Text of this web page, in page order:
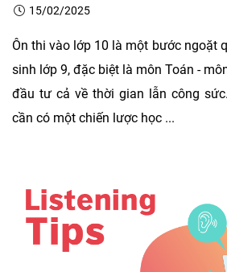
15/02/2025
Ôn thi vào lớp 10 là một bước ngoặt
sinh lớp 9, đặc biệt là môn Toán -
đầu tư cả về thời gian lẫn công
cần có một chiến lược học ...